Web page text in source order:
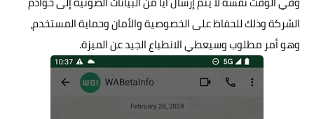
الشركة وذلك للحفاظ على الخصوصية والأمان وحماية المستخدم،
وهو أمر مطلوب وسيعطي الانطباع الجيد عن الميزة.